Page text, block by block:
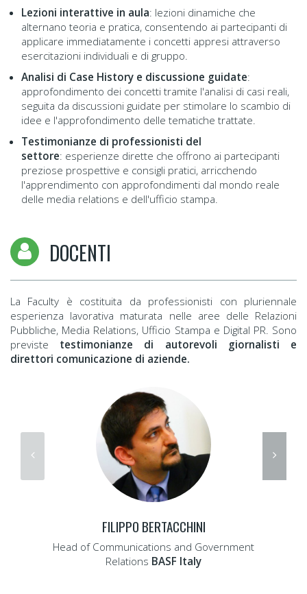
Lezioni interattive in aula: lezioni dinamiche che
alternano teoria e pratica, consentendo ai partecipanti di
applicare immediatamente i concetti appresi attraverso
esercitazioni individuali e di gruppo.
Analisi di Case History e discussione guidate:
approfondimento dei concetti tramite l'analisi di casi reali,
seguita da discussioni guidate per stimolare lo scambio di
idee e l'approfondimento delle tematiche trattate.
Testimonianze di professionisti del
settore: esperienze dirette che offrono ai partecipanti
preziose prospettive e consigli pratici, arricchendo
l'apprendimento con approfondimenti dal mondo reale
delle media relations e dell'ufficio stampa.
DOCENTI
La Faculty è costituita da professionisti con pluriennale
esperienza lavorativa maturata nelle aree delle Relazioni
Pubbliche, Media Relations, Ufficio Stampa e Digital PR. Sono
previste testimonianze di autorevoli giornalisti e
direttori comunicazione di aziende.
FILIPPO BERTACCHINI
Head of Communications and Government
Relations BASF Italy